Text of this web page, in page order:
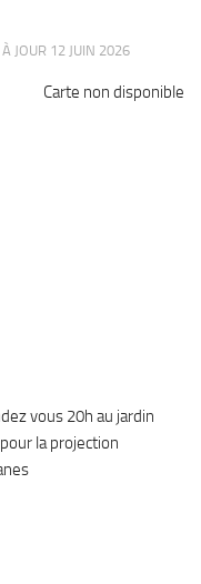
À JOUR 12 JUIN 2026
Carte non disponible
vous 20h au jardin
la projection